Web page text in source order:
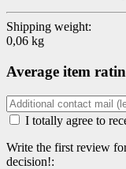
Shipping weight:
0,06 kg
Average item
I totally agree to
Write the first review
decision!: